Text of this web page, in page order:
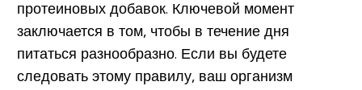
протеиновых добавок. Ключевой момент
заключается в том, чтобы в течение дня
питаться разнообразно. Если вы будете
следовать этому правилу, ваш организм